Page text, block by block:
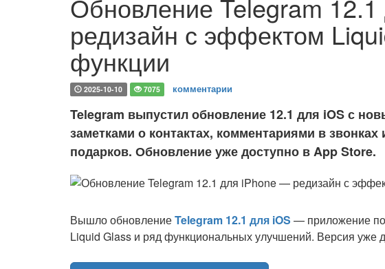
Обновление Telegram
редизайн с эффектом
функции
2025-10-10 7075 комментарии
Telegram выпустил обновление 12.1 для iOS с
заметками о контактах, комментариями в
подарков. Обновление уже доступно в App Store.
Вышло обновлениеTelegram 12.1 для iOS — приложение
Liquid Glass и ряд функциональных улучшений. Версия уже